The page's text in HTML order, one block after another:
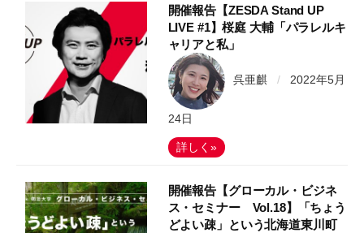
開催報告【ZESDA Stand UP
LIVE #1】桜庭 大輔「パラレルキ
ャリアと私」
呉亜麒 / 2022年5月
24日
詳しく»
開催報告【グローカル・ビジネ
ス・セミナー Vol.18】「ちょう
どよい疎」という北海道東川町